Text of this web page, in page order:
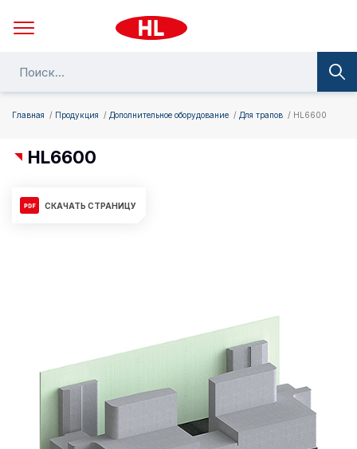
Главная Продукция Дополнительное оборудование Для трапов HL6600
HL6600
СКАЧАТЬ СТРАНИЦУ